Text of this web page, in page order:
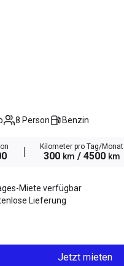
8 Person Benzin
Kilometer pro Tag/Monat
300 km / 4500 km
Miete verfügbar
Lieferung
Jetzt mieten